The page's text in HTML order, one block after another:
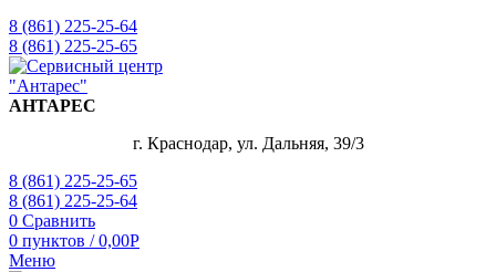
8 (861) 225-25-64
8 (861) 225-25-65
АНТАРЕС
г. Краснодар, ул. Дальняя, 39/3
8 (861) 225-25-65
8 (861) 225-25-64
0 Сравнить
0 пунктов / 0,00Р
Меню